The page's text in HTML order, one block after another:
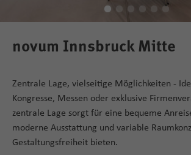
novum Innsbruck Mitte
Zentrale Lage, vielseitige Möglichkeiten -
Kongresse, Messen oder exklusive
zentrale Lage sorgt für eine bequeme
moderne Ausstattung und variable
Gestaltungsfreiheit bieten.